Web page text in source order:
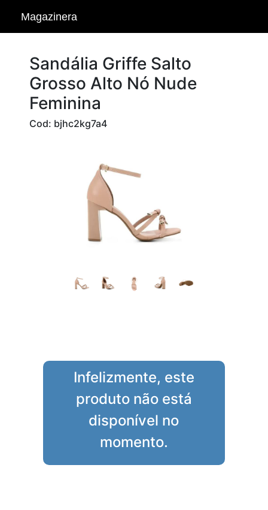
Magazinera
Sandália Griffe Salto
Grosso Alto Nó Nude
Feminina
Cod: bjhc2kg7a4
Infelizmente, este
produto não está
disponível no
momento.